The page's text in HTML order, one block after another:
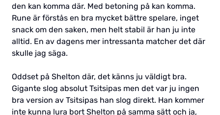
den kan komma där. Med betoning på kan komma.
Rune är förstås en bra mycket bättre spelare, inget
snack om den saken, men helt stabil är han ju inte
alltid. En av dagens mer intressanta matcher det där
skulle jag säga.
Oddset på Shelton där, det känns ju väldigt bra.
Gigante slog absolut Tsitsipas men det var ju ingen
bra version av Tsitsipas han slog direkt. Han kommer
inte kunna lura bort Shelton på samma sätt och ja,